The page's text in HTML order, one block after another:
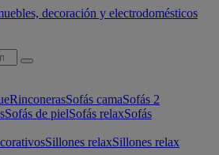
RinconerasSofás camaSofás 2
Sofás de pielSofás relaxSofás
Sillones relaxSillones relax